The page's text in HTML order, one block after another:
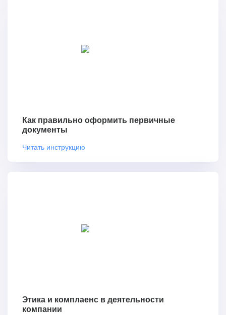
Как правильно оформить первичные
документы
Читать инструкцию
Этика и комплаенс в деятельности
компании